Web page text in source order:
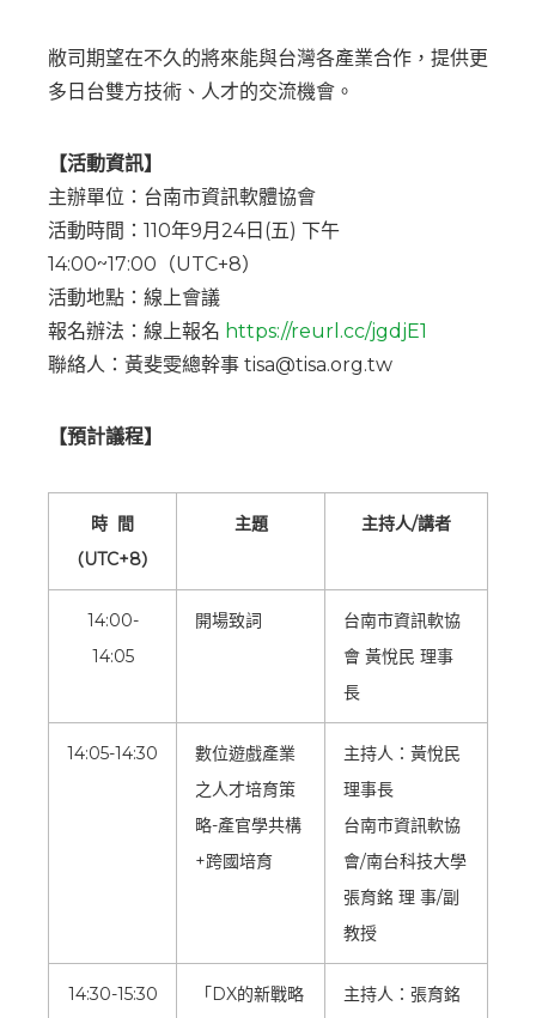
敝司期望在不久的將來能與台灣各產業合作，提供更
多日台雙方技術、人才的交流機會。
【活動資訊】
主辦單位：台南市資訊軟體協會
活動時間：110年9月24日(五) 下午
14:00~17:00（UTC+8）
活動地點：線上會議
報名辦法：線上報名 https://reurl.cc/jgdjE1
聯絡人：黃斐雯總幹事 tisa@tisa.org.tw
【預計議程】
時 間
（UTC+8）
主題 主持人/講者
14:00-
14:05
開場致詞
台南市資訊軟協
會 黃悅民 理事
長
14:05-14:30
數位遊戲產業
之人才培育策
略-產官學共構
+跨國培育
主持人：黃悅民
理事長
台南市資訊軟協
會/南台科技大學
張育銘 理 事/副
教授
14:30-15:30
「DX的新戰略
主持人：張育銘